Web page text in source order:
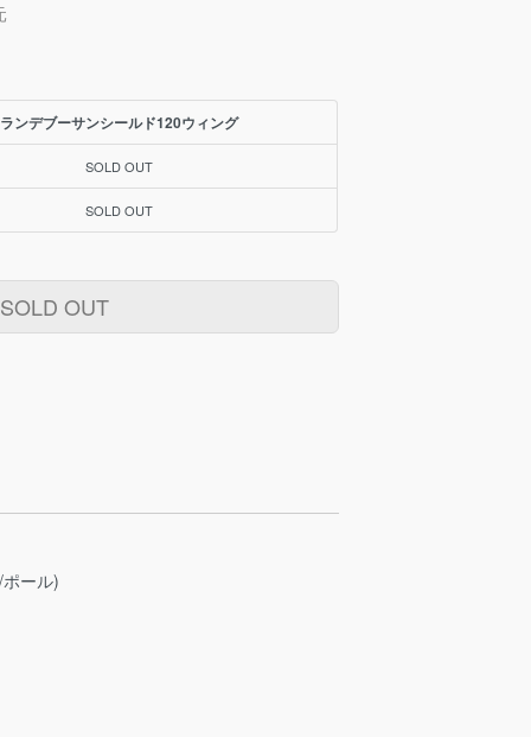
ランデブーサンシールド120ウィング
SOLD OUT
SOLD OUT
SOLD OUT
ール)